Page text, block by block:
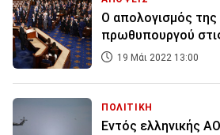
Ο απολογισμός
πρωθυπουργού
19 Μάι 2022 13:00
ΠΟΛΙΤΙΚΗ
Εντός ελληνικής